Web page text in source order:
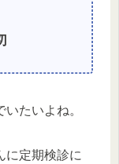
たいよね。
に定期検診に